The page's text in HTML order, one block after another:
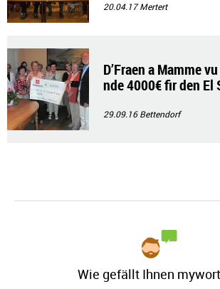
20.04.17Mertert
D’Fraen a Mamme
nde 4000€ fir den El
29.09.16Bettendorf
Wie gefällt Ihnen